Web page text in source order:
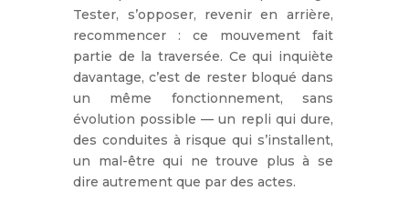
Tester, s’opposer, revenir en arrière,
recommencer : ce mouvement fait
partie de la traversée. Ce qui inquiète
davantage, c’est de rester bloqué dans
un même fonctionnement, sans
évolution possible — un repli qui dure,
des conduites à risque qui s’installent,
un mal-être qui ne trouve plus à se
dire autrement que par des actes.